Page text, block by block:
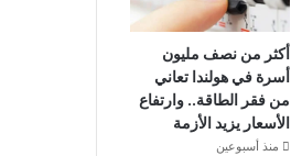
أكثر من نصف مليون
أسرة في هولندا تعاني
من فقر الطاقة.. وارتفاع
الأسعار يزيد الأزمة
منذ أسبوعين